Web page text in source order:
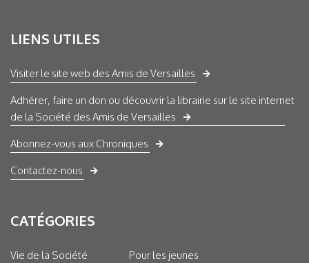
LIENS UTILES
Visiter le site web des Amis de Versailles
Adhérer, faire un don ou découvrir la librairie sur le site internet
de la Société des Amis de Versailles
Abonnez-vous aux Chroniques
Contactez-nous
CATÉGORIES
Vie de la Société Pour les jeunes